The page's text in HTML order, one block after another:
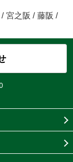
/ 宮之阪 / 藤阪 /